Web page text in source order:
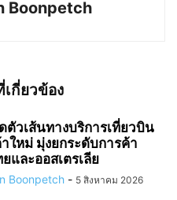
Boonpetch
กี่ยวข้อง
ตัวเส้นทางบริการเที่ยวบิน
ใหม่ มุ่งยกระดับการค้า
และออสเตรเลีย
Boonpetch - 5 สิงหาคม 2026